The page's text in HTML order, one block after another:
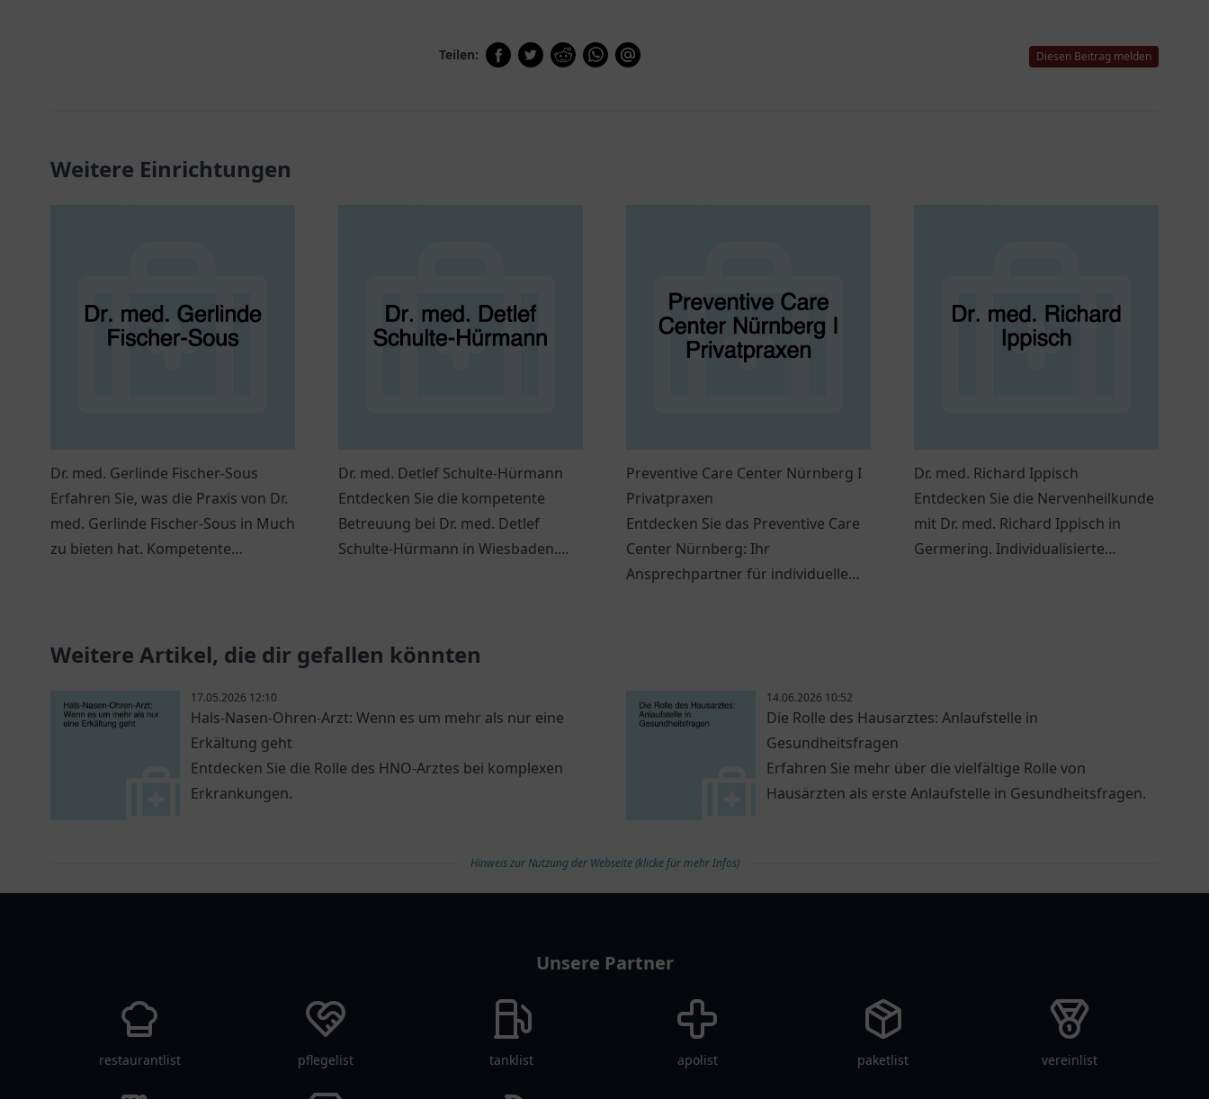
Teilen: Diesen Beitrag melden
Weitere Einrichtungen
Dr. med. Gerlinde Fischer-Sous
Erfahren Sie, was die Praxis von Dr.
med. Gerlinde Fischer-Sous in Much
zu bieten hat. Kompetente
Dr. med. Detlef Schulte-Hürmann
Entdecken Sie die kompetente
Betreuung bei Dr. med. Detlef
Schulte-Hürmann in Wiesbaden.
Preventive Care Center Nürnberg I
Privatpraxen
Entdecken Sie das Preventive Care
Center Nürnberg: Ihr
Ansprechpartner für individuelle
Dr. med. Richard Ippisch
Entdecken Sie die Nervenheilkunde
mit Dr. med. Richard Ippisch in
Germering. Individualisierte
Weitere Artikel, die dir gefallen könnten
17.05.2026 12:10
Hals-Nasen-Ohren-Arzt: Wenn es um mehr als nur eine
Erkältung geht
Entdecken Sie die Rolle des HNO-Arztes bei komplexen
Erkrankungen.
14.06.2026 10:52
Die Rolle des Hausarztes: Anlaufstelle in
Gesundheitsfragen
Erfahren Sie mehr über die vielfältige Rolle von
Hausärzten als erste Anlaufstelle in Gesundheitsfragen.
Hinweis zur Nutzung der Webseite (klicke für mehr Infos)
Unsere Partner
restaurantlist pflegelist tanklist apolist paketlist vereinlist